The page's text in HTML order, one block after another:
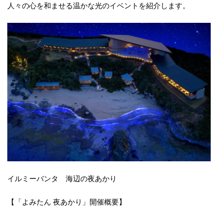
人々の心を和ませる温かな光のイベントを紹介します。
イルミーバンタ 海辺の夜あかり
【「よみたん 夜あかり」開催概要】